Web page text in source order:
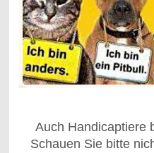
Auch Handicaptiere
Schauen Sie bitte